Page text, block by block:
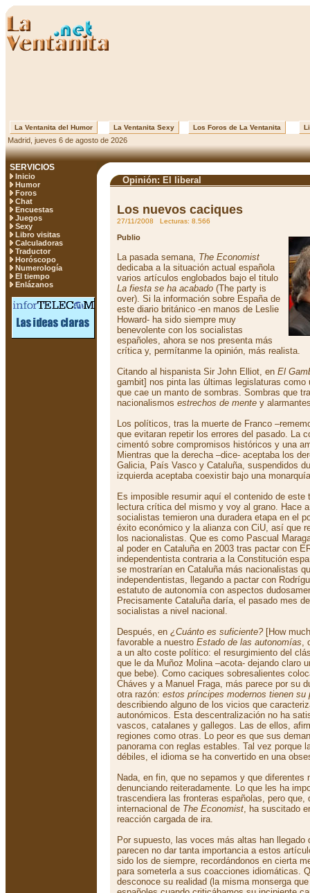
La Ventanita del Humor La Ventanita Sexy Los Foros de La Ventanita
Madrid, jueves 6 de agosto de 2026
SERVICIOS
Inicio
Humor
Foros
Chat
Encuestas
Juegos
Sexy
Libro visitas
Calculadoras
Traductor
Horóscopo
Numerología
El tiempo
Enlázanos
Opinión: El liberal
Los nuevos caciques
27/11/2008 Lecturas: 8.566
Publio
La pasada semana, The Economist
dedicaba a la situación actual española
varios artículos englobados bajo el titulo
La fiesta se ha acabado (The party is
over). Si la información sobre España de
este diario británico -en manos de Leslie
Howard- ha sido siempre muy
benevolente con los socialistas
españoles, ahora se nos presenta más
crítica y, permítanme la opinión, más realista.
Citando al hispanista Sir John Elliot, en El
gambit] nos pinta las últimas legislaturas como
que cae un manto de sombras. Sombras que
nacionalismos estrechos de mente y
Los políticos, tras la muerte de Franco
que evitaran repetir los errores del pasado. La
cimentó sobre compromisos históricos y una
Mientras que la derecha –dice- aceptaba los
Galicia, País Vasco y Cataluña, suspendidos
izquierda aceptaba coexistir bajo una
Es imposible resumir aquí el contenido de este
lectura crítica del mismo y voy al grano. Hace
socialistas temieron una duradera etapa en el
éxito económico y la alianza con CiU, así que
los nacionalistas. Que es como Pascual
al poder en Cataluña en 2003 tras pactar con
independentista contraria a la Constitución
se mostrarían en Cataluña más nacionalistas
independentistas, llegando a pactar con
estatuto de autonomía con aspectos
Precisamente Cataluña daría, el pasado mes
socialistas a nivel nacional.
Después, en ¿Cuánto es suficiente? [How
favorable a nuestro Estado de las autonomías,
a un alto coste político: el resurgimiento del
que le da Muñoz Molina –acota- dejando claro
que bebe). Como caciques sobresalientes
Cháves y a Manuel Fraga, más parece por su
otra razón: estos príncipes modernos tienen su
describiendo alguno de los vicios que
autonómicos. Esta descentralización no ha
vascos, catalanes y gallegos. Las de ellos,
regiones como otras. Lo peor es que sus
panorama con reglas estables. Tal vez porque
débiles, el idioma se ha convertido en una
Nada, en fin, que no sepamos y que diferentes
denunciando reiteradamente. Lo que les ha
trascendiera las fronteras españolas, pero que,
internacional de The Economist, ha suscitado
reacción cargada de ira.
Por supuesto, las voces más altas han llegado
parecen no dar tanta importancia a estos
sido los de siempre, recordándonos en cierta
para someterla a sus coacciones idiomáticas.
desconoce su realidad (la misma monserga